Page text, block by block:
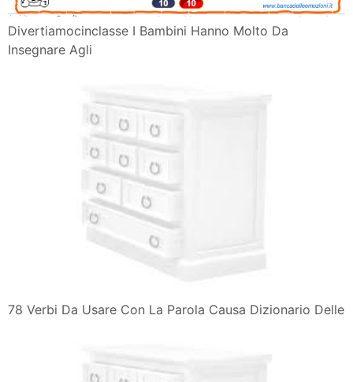
Divertiamocinclasse I Bambini Hanno Molto Da
Insegnare Agli
78 Verbi Da Usare Con La Parola Causa Dizionario Delle